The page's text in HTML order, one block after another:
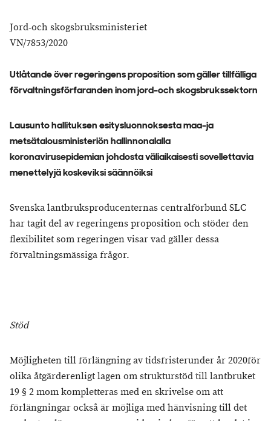
Jord-och skogsbruksministeriet
VN/7853/2020
Utlåtande över regeringens proposition som gäller tillfälliga
förvaltningsförfaranden inom jord-och skogsbrukssektorn
Lausunto hallituksen esitysluonnoksesta maa-ja
metsätalousministeriön hallinnonalalla
koronavirusepidemian johdosta väliaikaisesti sovellettavia
menettelyjä koskeviksi säännöiksi
Svenska lantbruksproducenternas centralförbund SLC
har tagit del av regeringens proposition och stöder den
flexibilitet som regeringen visar vad gäller dessa
förvaltningsmässiga frågor.
Stöd
Möjligheten till förlängning av tidsfristerunder år 2020för
olika åtgärderenligt lagen om strukturstöd till lantbruket
19 § 2 mom kompletteras med en skrivelse om att
förlängningar också är möjliga med hänvisning till det